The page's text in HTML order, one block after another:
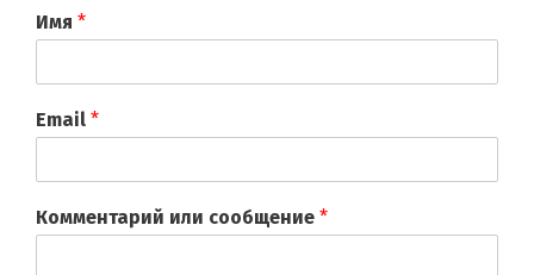
Имя *
Email *
Комментарий или сообщение *